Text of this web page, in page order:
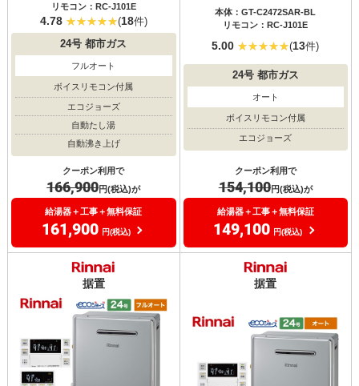
リモコン：RC-J101E
4.78 (18件)
24号 都市ガス
フルオート
ボイスリモコン付属
エコジョーズ
自動たし湯
自動沸き上げ
クーポン利用で
166,900円(税込)が
給湯器＋工事＋無料保証
161,900 円(税込)
本体：GT-C2472SAR-BL
リモコン：RC-J101E
5.00 (13件)
24号都市ガス
オート
ボイスリモコン付属
エコジョーズ
クーポン利用で
154,100円(税込)が
給湯器＋工事＋無料保証
149,100 円(税込)
据置 据置